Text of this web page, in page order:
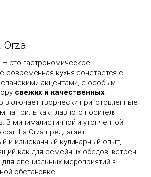
Orza
– это гастрономическое
современная кухня сочетается с
акцентами, с особым
свежих и качественных
включает творчески приготовленные
на гриль как главного носителя
В минималистичной и утончённой
La Orza предлагает
и изысканный кулинарный опыт,
как для семейных обедов, встреч
для специальных мероприятий в
обстановке.